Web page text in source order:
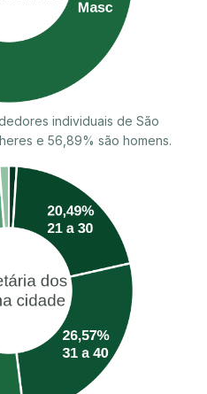
individuais de São
e 56,89% são homens.